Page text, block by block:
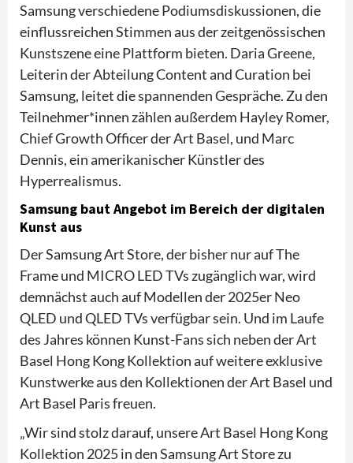
Samsung verschiedene Podiumsdiskussionen, die
einflussreichen Stimmen aus der zeitgenössischen
Kunstszene eine Plattform bieten. Daria Greene,
Leiterin der Abteilung Content and Curation bei
Samsung, leitet die spannenden Gespräche. Zu den
Teilnehmer*innen zählen außerdem Hayley Romer,
Chief Growth Officer der Art Basel, und Marc
Dennis, ein amerikanischer Künstler des
Hyperrealismus.
Samsung baut Angebot im Bereich der digitalen
Kunst aus
Der Samsung Art Store, der bisher nur auf The
Frame und MICRO LED TVs zugänglich war, wird
demnächst auch auf Modellen der 2025er Neo
QLED und QLED TVs verfügbar sein. Und im Laufe
des Jahres können Kunst-Fans sich neben der Art
Basel Hong Kong Kollektion auf weitere exklusive
Kunstwerke aus den Kollektionen der Art Basel und
Art Basel Paris freuen.
„Wir sind stolz darauf, unsere Art Basel Hong Kong
Kollektion 2025 in den Samsung Art Store zu